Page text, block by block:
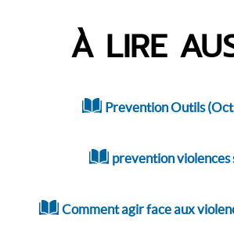
À LIRE
Prevention Outils
prevention violences
Comment agir face aux